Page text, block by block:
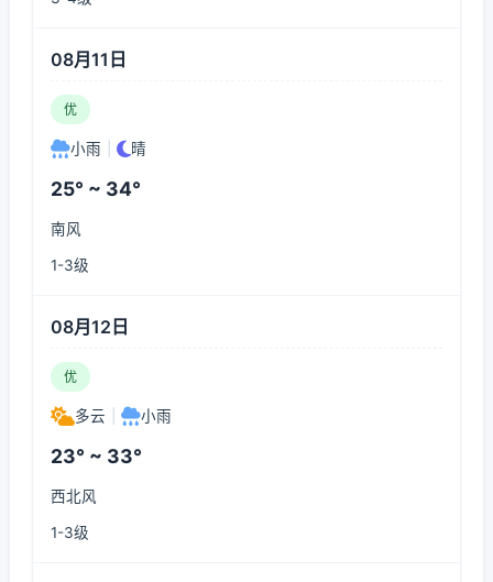
08月11日
优
小雨 晴
25° ~ 34°
南风
1-3级
08月12日
优
多云 小雨
23° ~ 33°
西北风
1-3级